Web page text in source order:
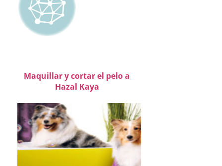
Maquillar y cortar el pelo a
Hazal Kaya